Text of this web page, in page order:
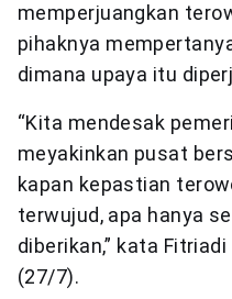
memperjuangkan
pihaknya
dimana upaya itu
“Kita mendesak
meyakinkan pusat
kapan kepastian
terwujud, apa hanya
diberikan,” kata
(27/7).